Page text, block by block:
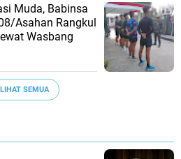
Muda, Babinsa
Asahan Rangkul
Wasbang
LIHAT SEMUA